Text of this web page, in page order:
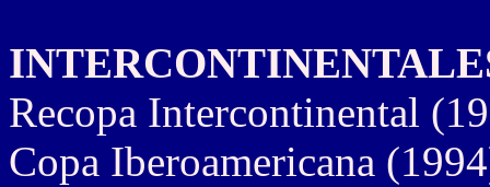
Recopa Intercontinental
Copa Iberoamericana